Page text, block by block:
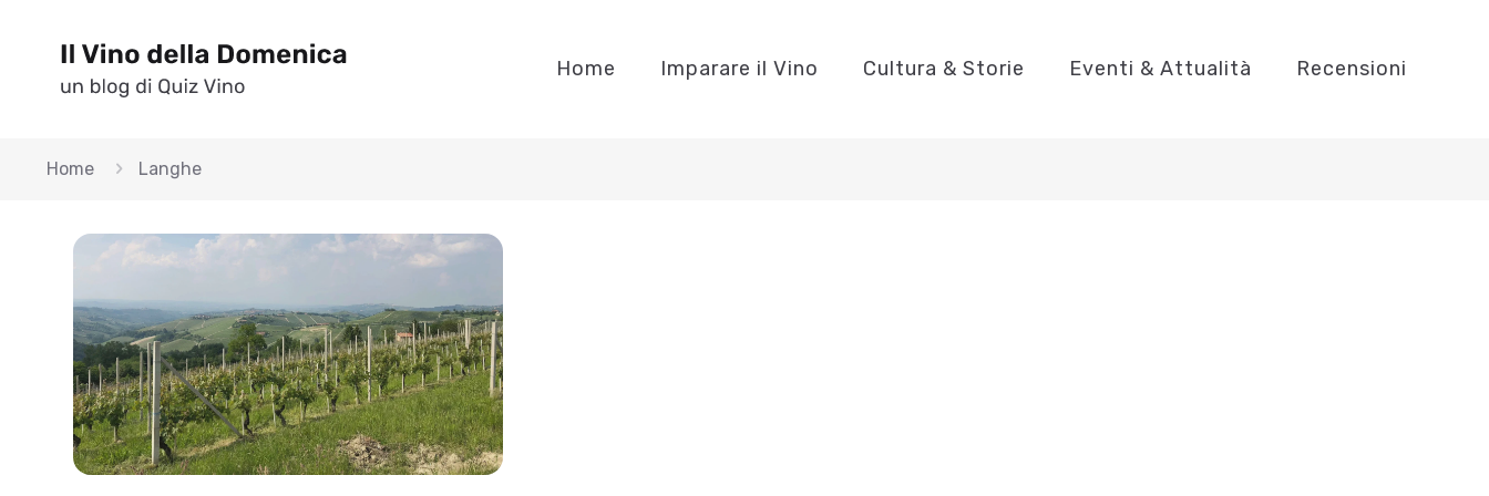
Home Imparare il Vino Cultura & Storie Eventi & Attualità Recensioni
Home Langhe